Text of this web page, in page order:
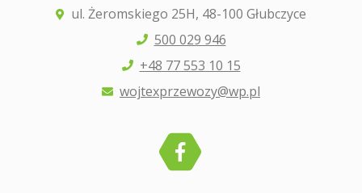
ul. Żeromskiego 25H, 48-100 Głubczyce
500 029 946
+48 77 553 10 15
wojtexprzewozy@wp.pl